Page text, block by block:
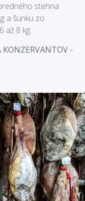
stehna
a šunku zo
až 8 kg.
KONZERVANTOV -